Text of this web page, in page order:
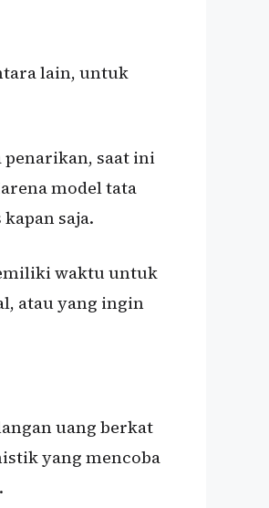
lain, untuk
penarikan, saat ini
model tata
saja.
waktu untuk
atau yang ingin
uang berkat
yang mencoba